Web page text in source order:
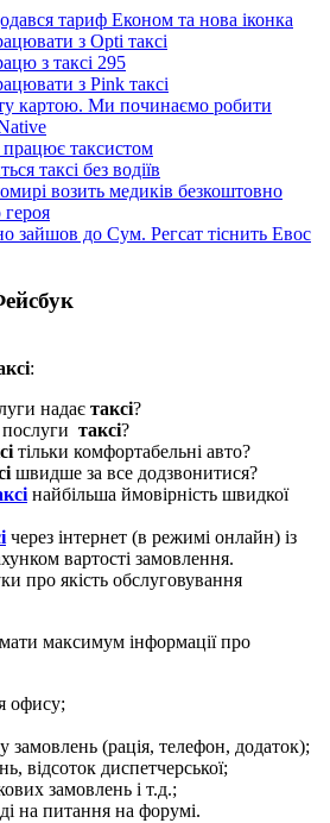
тариф Економ та нова іконка
з Opti таксі
з таксі 295
з Pink таксі
картою. Ми починаємо робити
таксистом
таксі без водіїв
возить медиків безкоштовно
героя
зайшов до Сум. Регсат тіснить Евос
:
надає таксі?
таксі?
тільки комфортабельні авто?
швидше за все додзвонитися?
найбільша ймовірність швидкої
через інтернет (в режимі онлайн) із
вартості замовлення.
про якість обслуговування
максимум інформації про
офису;
(рація, телефон, додаток);
відсоток диспетчерської;
замовлень і т.д.;
на питання на форумі.